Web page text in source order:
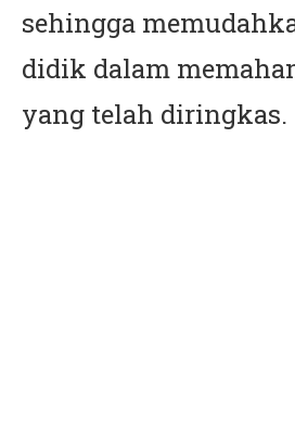
sehingga
didik dalam
yang telah diringkas.